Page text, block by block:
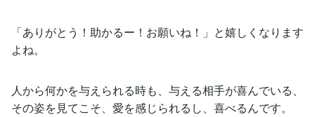
「ありがとう！助かるー！お願いね！」と嬉しくなります
よね。
人から何かを与えられる時も、与える相手が喜んでいる、
その姿を見てこそ、愛を感じられるし、喜べるんです。